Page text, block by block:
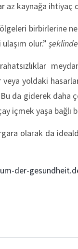
az kaynağa ihtiyaç
birbirlerine
olur.” şeklinde
yoldaki
da giderek daha
içmek yaşa bağlı
olarak da
der-